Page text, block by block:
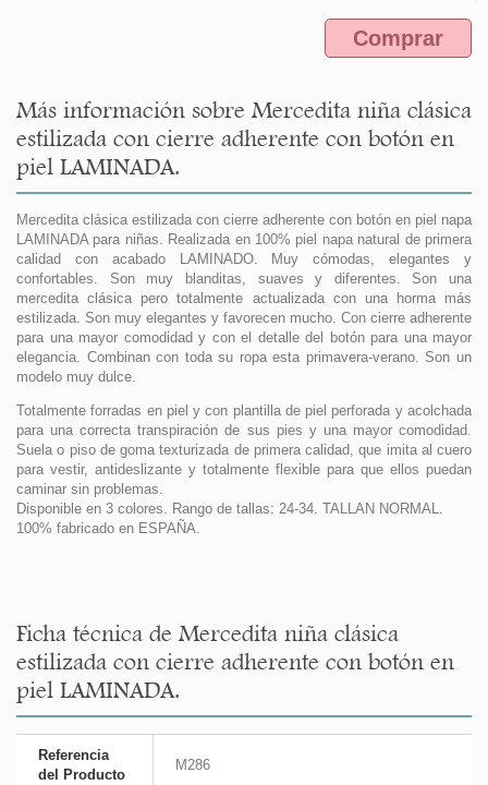
Comprar
Más información sobre Mercedita niña clásica
estilizada con cierre adherente con botón en
piel LAMINADA.
Mercedita clásica estilizada con cierre adherente con botón en piel napa
LAMINADA para niñas. Realizada en 100% piel napa natural de primera
calidad con acabado LAMINADO. Muy cómodas, elegantes y
confortables. Son muy blanditas, suaves y diferentes. Son una
mercedita clásica pero totalmente actualizada con una horma más
estilizada. Son muy elegantes y favorecen mucho. Con cierre adherente
para una mayor comodidad y con el detalle del botón para una mayor
elegancia. Combinan con toda su ropa esta primavera-verano. Son un
modelo muy dulce.
Totalmente forradas en piel y con plantilla de piel perforada y acolchada
para una correcta transpiración de sus pies y una mayor comodidad.
Suela o piso de goma texturizada de primera calidad, que imita al cuero
para vestir, antideslizante y totalmente flexible para que ellos puedan
caminar sin problemas.
Disponible en 3 colores. Rango de tallas: 24-34. TALLAN NORMAL.
100% fabricado en ESPAÑA.
Ficha técnica de Mercedita niña clásica
estilizada con cierre adherente con botón en
piel LAMINADA.
Referencia
del Producto
M286